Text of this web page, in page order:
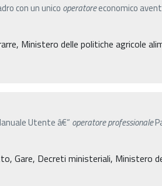
con un unico operatoreeconomico
Ministero delle politiche agricole
Utente â€“ operatoreprofessionale
Gare, Decreti ministeriali, Ministero